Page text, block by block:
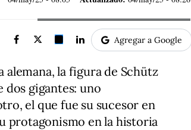
Agregar a Google
la figura de Schütz
dos gigantes: uno
el que fue su sucesor en
protagonismo en la historia